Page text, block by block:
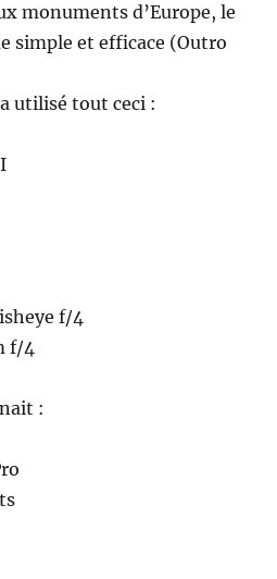
monuments d’Europe, le
simple et efficace (Outro
utilisé tout ceci :
f/4
f/4
: